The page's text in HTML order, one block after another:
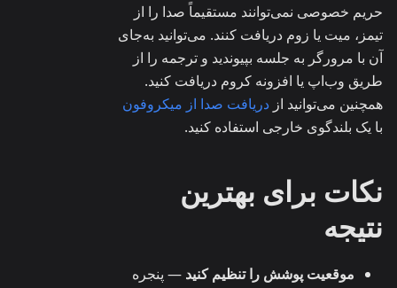
حریم خصوصی نمی‌توانند مستقیماً صدا را از
تیمز، میت یا زوم دریافت کنند. می‌توانید به‌جای
آن با مرورگر به جلسه بپیوندید و ترجمه را از
طریق وب‌اپ یا افزونه کروم دریافت کنید.
همچنین می‌توانید از دریافت صدا از میکروفون
با یک بلندگوی خارجی استفاده کنید.
نکات برای بهترین
نتیجه
موقعیت پوشش را تنظیم کنید — پنجره